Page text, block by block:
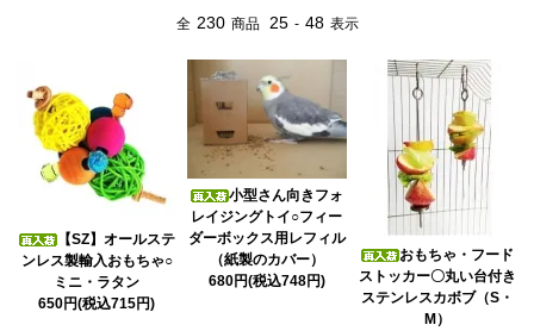
全 230 商品 25 - 48 表示
【SZ】オールステ
ンレス製輸入おもちゃ○
ミニ・ラタン
650円(税込715円)
小型さん向きフォ
レイジングトイ○フィー
ダーボックス用レフィル
（紙製のカバー）
680円(税込748円)
おもちゃ・フード
ストッカー〇丸い台付き
ステンレスカボブ（S・
M）